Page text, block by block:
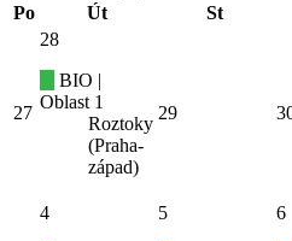
Po
Út St
27
28
BIO |
Oblast 1
Roztoky
(Praha-
západ)
29
4
5
6